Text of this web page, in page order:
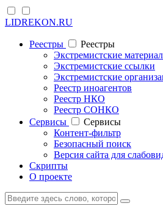
LIDREKON.RU
Реестры
Реестры
Экстремистские
Экстремистские ссылки
Экстремистские
Реестр иноагентов
Реестр НКО
Реестр СОНКО
Cервисы
Cервисы
Контент-фильтр
Безопасный поиск
Версия сайта для
Скрипты
О проекте